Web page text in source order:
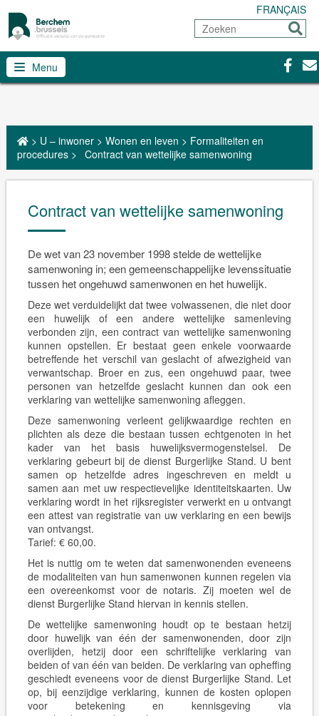
FRANÇAIS
Zoeken
Sturen
Menu
> U – inwoner> Wonen en leven > Formaliteiten en
procedures> Contract van wettelijke samenwoning
Contract van wettelijke samenwoning
De wet van 23 november 1998 stelde de wettelijke
samenwoning in; een gemeenschappelijke levenssituatie
tussen het ongehuwd samenwonen en het huwelijk.
Deze wet verduidelijkt dat twee volwassenen, die niet door
een huwelijk of een andere wettelijke samenleving
verbonden zijn, een contract van wettelijke samenwoning
kunnen opstellen. Er bestaat geen enkele voorwaarde
betreffende het verschil van geslacht of afwezigheid van
verwantschap. Broer en zus, een ongehuwd paar, twee
personen van hetzelfde geslacht kunnen dan ook een
verklaring van wettelijke samenwoning afleggen.
Deze samenwoning verleent gelijkwaardige rechten en
plichten als deze die bestaan tussen echtgenoten in het
kader van het basis huwelijksvermogenstelsel. De
verklaring gebeurt bij de dienst Burgerlijke Stand. U bent
samen op hetzelfde adres ingeschreven en meldt u
samen aan met uw respectievelijke identiteitskaarten. Uw
verklaring wordt in het rijksregister verwerkt en u ontvangt
een attest van registratie van uw verklaring en een bewijs
van ontvangst.
Tarief: € 60,00.
Het is nuttig om te weten dat samenwonenden eveneens
de modaliteiten van hun samenwonen kunnen regelen via
een overeenkomst voor de notaris. Zij moeten wel de
dienst Burgerlijke Stand hiervan in kennis stellen.
De wettelijke samenwoning houdt op te bestaan hetzij
door huwelijk van één der samenwonenden, door zijn
overlijden, hetzij door een schriftelijke verklaring van
beiden of van één van beiden. De verklaring van opheffing
geschiedt eveneens voor de dienst Burgerlijke Stand. Let
op, bij eenzijdige verklaring, kunnen de kosten oplopen
voor betekening en kennisgeving via